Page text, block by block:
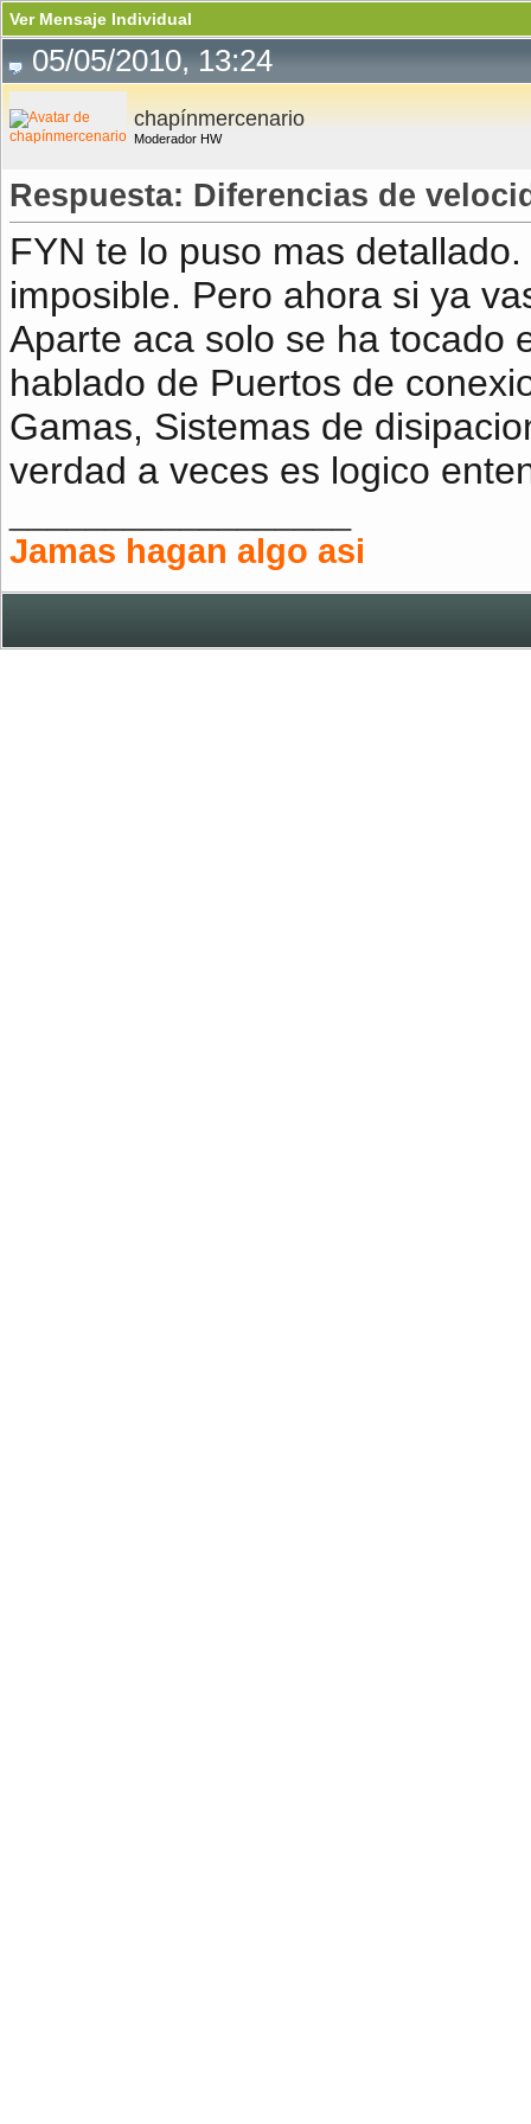
Ver Mensaje Individual
05/05/2010, 13:24
chapínmercenario
Moderador HW
Respuesta: Diferencias de
FYN te lo puso mas
imposible. Pero ahora si ya
Aparte aca solo se ha tocado
hablado de Puertos de
Gamas, Sistemas de
verdad a veces es logico
Jamas hagan algo asi